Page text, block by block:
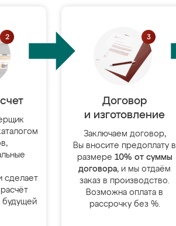
сделает
будущей
Договор
и изготовление
Заключаем договор,
Вы вносите предоплату в
размере 10% от суммы
договора, и мы отдаём
заказ в производство.
Возможна оплата в
рассрочку без %.